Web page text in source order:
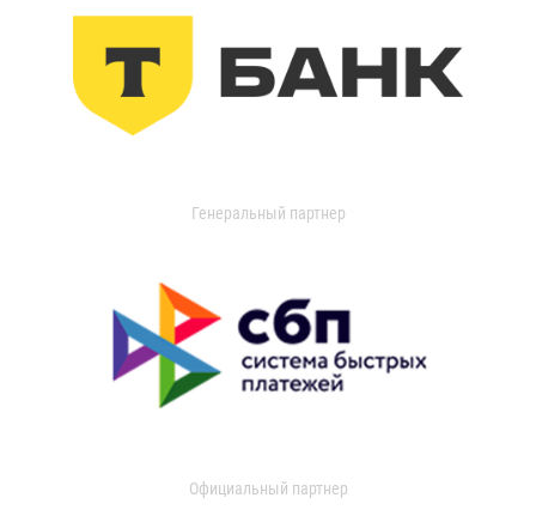
Генеральный партнер
Официальный партнер